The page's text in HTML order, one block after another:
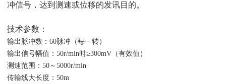
冲信号，达到测速或位移的发讯目的。
技术参数：
输出脉冲数：60脉冲（每一转）
输出信号幅值：50r/min时≥300mV（有效值）
测速范围：50～5000r/min
传输线大长度：50m